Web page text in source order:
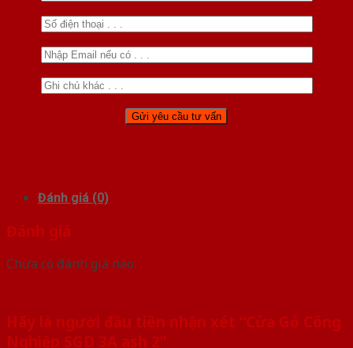
Đánh giá (0)
Đánh giá
Chưa có đánh giá nào.
Hãy là người đầu tiên nhận xét “Cửa Gỗ Công
Nghiệp SGD 3A ash 2”